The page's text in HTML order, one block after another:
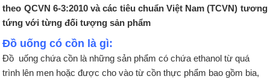
theo QCVN 6-3:2010 và các tiêu chuẩn Việt Nam (TCVN) tương
tứng với từng đối tượng sản phẩm
Đồ uống có cồn là gì:
Đồ uống chứa cồn là những sản phẩm có chứa ethanol từ quá
trình lên men hoặc được cho vào từ cồn thực phẩm bao gồm bia,